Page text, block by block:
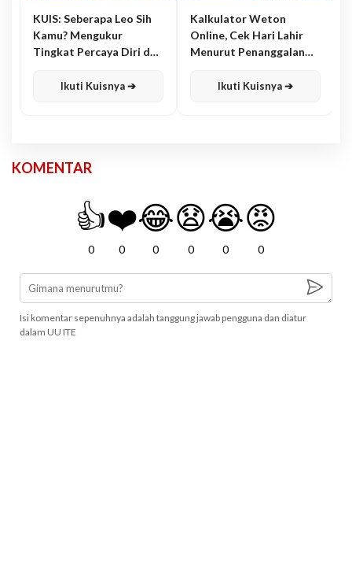
KUIS: Seberapa Leo Sih
Kamu? Mengukur
Tingkat Percaya Diri dan
Ikuti Kuisnya ➔
Kalkulator Weton
Online, Cek Hari Lahir
Menurut Penanggalan
Ikuti Kuisnya ➔
KOMENTAR
👍
0
❤️
0
😂
0
😧
0
😭
0
😡
0
Isi komentar sepenuhnya adalah tanggung jawab pengguna dan diatur
dalam UU ITE